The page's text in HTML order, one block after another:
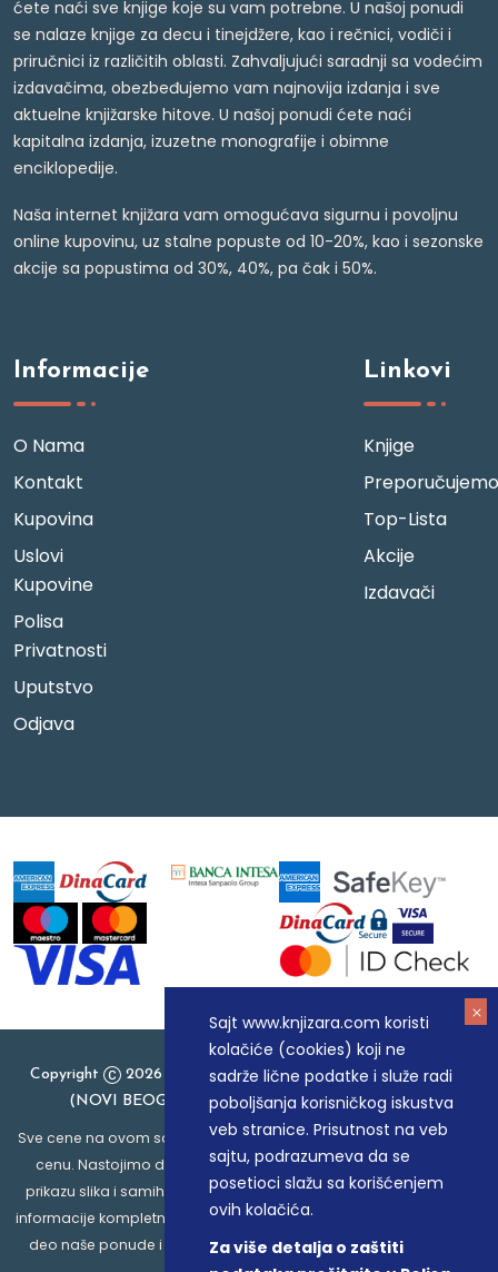
Sajt www.knjizara.com koristi
kolačiće (cookies) koji ne
sadrže lične podatke i služe radi
poboljšanja korisničkog iskustva
veb stranice. Prisutnost na veb
sajtu, podrazumeva da se
posetioci slažu sa korišćenjem
ovih kolačića.
Za više detalja o zaštiti
ćete naći sve knjige koje su vam potrebne. U našoj ponudi
se nalaze knjige za decu i tinejdžere, kao i rečnici, vodiči i
priručnici iz različitih oblasti. Zahvaljujući saradnji sa vodećim
izdavačima, obezbeđujemo vam najnovija izdanja i sve
aktuelne knjižarske hitove. U našoj ponudi ćete naći
kapitalna izdanja, izuzetne monografije i obimne
enciklopedije.
Naša internet knjižara vam omogućava sigurnu i povoljnu
online kupovinu, uz stalne popuste od 10-20%, kao i sezonske
akcije sa popustima od 30%, 40%, pa čak i 50%.
Informacije
O Nama
Kontakt
Kupovina
Uslovi
Kupovine
Polisa
Privatnosti
Uputstvo
Odjava
Linkovi
Knjige
Preporučujemo
Top-Lista
Akcije
Izdavači
Copyright
2026 Knjizara.com - MAKART DOO BEOGRAD
(NOVI BEOGRAD), PIB: 105184104, MB: 20337524
Sve cene na ovom sajtu iskazane su u dinarima. PDV je uračunat u
cenu. Nastojimo da budemo što precizniji u opisu proizvoda,
prikazu slika i samih cena, ali ne možemo garantovati da su sve
informacije kompletne i bez grešaka. Svi artikli prikazani na sajtu su
deo naše ponude i ne podrazumeva da su dostupni u svakom